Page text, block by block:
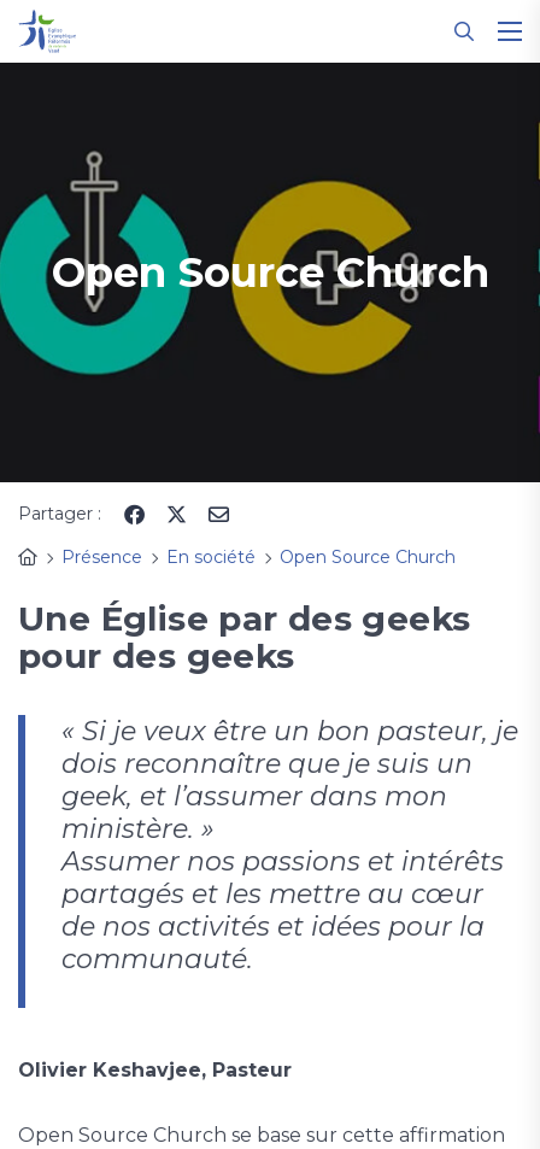
Open Source Church
Partager :
Présence
En société Open Source Church
Une Église par des geeks
pour des geeks
« Si je veux être un bon pasteur, je
dois reconnaître que je suis un
geek, et l’assumer dans mon
ministère. »
Assumer nos passions et intérêts
partagés et les mettre au cœur
de nos activités et idées pour la
communauté.
Olivier Keshavjee, Pasteur
Open Source Church se base sur cette affirmation
Panneau de gestion des cookies